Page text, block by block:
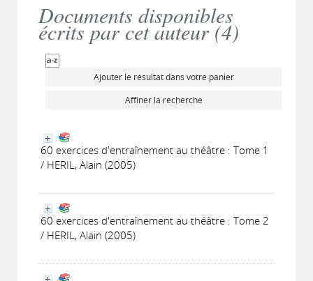
Documents disponibles
écrits par cet auteur (4)
Ajouter le résultat dans votre panier
Affiner la recherche
60 exercices d'entraînement au théâtre : Tome 1
/ HERIL, Alain (2005)
60 exercices d'entraînement au théâtre : Tome 2
/ HERIL, Alain (2005)